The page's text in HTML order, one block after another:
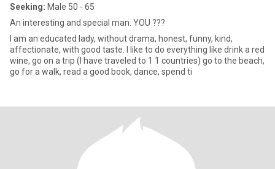
Seeking: Male 50 - 65
An interesting and special man. YOU ???
I am an educated lady, without drama, honest, funny, kind,
affectionate, with good taste. I like to do everything like drink a red
wine, go on a trip (I have traveled to 1 1 countries) go to the beach,
go for a walk, read a good book, dance, spend ti